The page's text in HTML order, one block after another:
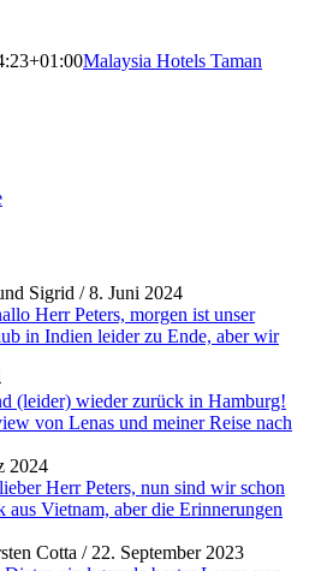
Malaysia Hotels Taman
Sigrid /8. Juni 2024
Herr Peters, morgen ist unser
in Indien leider zu Ende, aber wir
(leider) wieder zurück in Hamburg!
von Lenas und meiner Reise nach
2024
Herr Peters, nun sind wir schon
aus Vietnam, aber die Erinnerungen
Cotta / 22. September 2023